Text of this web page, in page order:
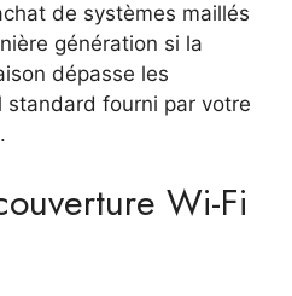
de systèmes maillés
génération si la
dépasse les
standard fourni par votre
Wi-Fi